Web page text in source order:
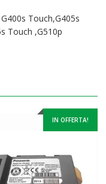
Touch,G405s
Touch ,G510p
IN OFFERTA!